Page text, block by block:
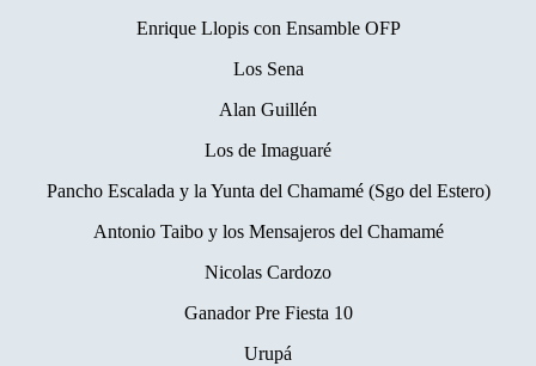
Enrique Llopis con Ensamble OFP
Los Sena
Alan Guillén
Los de Imaguaré
Pancho Escalada y la Yunta del Chamamé (Sgo del Estero)
Antonio Taibo y los Mensajeros del Chamamé
Nicolas Cardozo
Ganador Pre Fiesta 10
Urupá